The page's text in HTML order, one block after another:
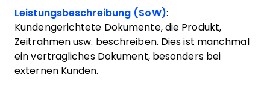
Leistungsbeschreibung (SoW):
Kundengerichtete Dokumente, die Produkt,
Zeitrahmen usw. beschreiben. Dies ist manchmal
ein vertragliches Dokument, besonders bei
externen Kunden.